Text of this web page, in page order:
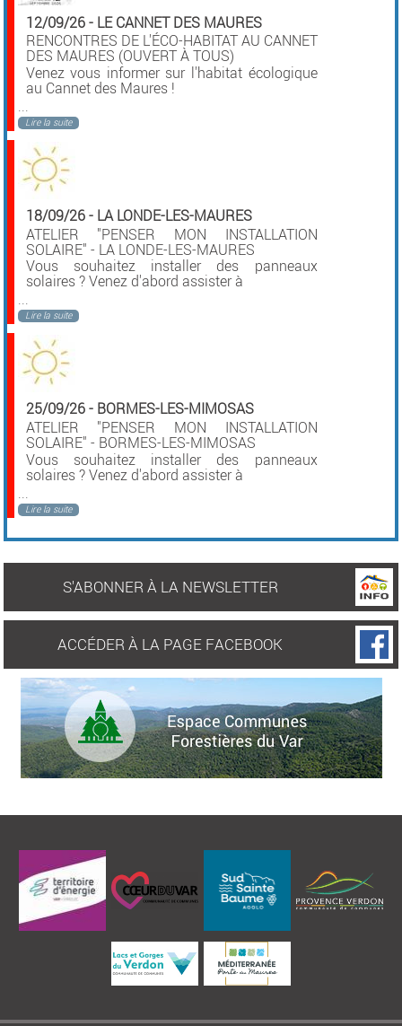
12/09/26- LE CANNET DES MAURES
RENCONTRES DE L'ÉCO-HABITAT AU CANNET
DES MAURES (OUVERT À TOUS)
Venez vous informer sur l'habitat écologique
au Cannet des Maures !
Lire la suite
18/09/26- LA LONDE-LES-MAURES
ATELIER "PENSER MON INSTALLATION
SOLAIRE" - LA LONDE-LES-MAURES
Vous souhaitez installer des panneaux
solaires ? Venez d'abord assister à
...
Lire la suite
25/09/26- BORMES-LES-MIMOSAS
ATELIER "PENSER MON INSTALLATION
SOLAIRE" - BORMES-LES-MIMOSAS
Vous souhaitez installer des panneaux
solaires ? Venez d'abord assister à
Lire la suite
S'ABONNER À LA NEWSLETTER
ACCÉDER À LA PAGE FACEBOOK